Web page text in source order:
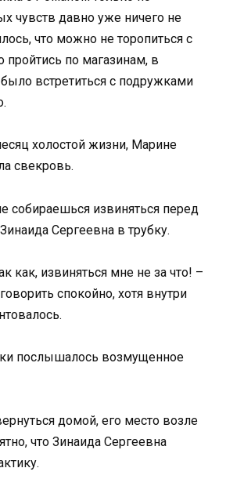
чувств давно уже ничего не
что можно не торопиться с
пройтись по магазинам, в
встретиться с подружками
холостой жизни, Марине
свекровь.
собираешься извиняться перед
Сергеевна в трубку.
как, извиняться мне не за что! –
спокойно, хотя внутри
послышалось возмущенное
домой, его место возле
что Зинаида Сергеевна